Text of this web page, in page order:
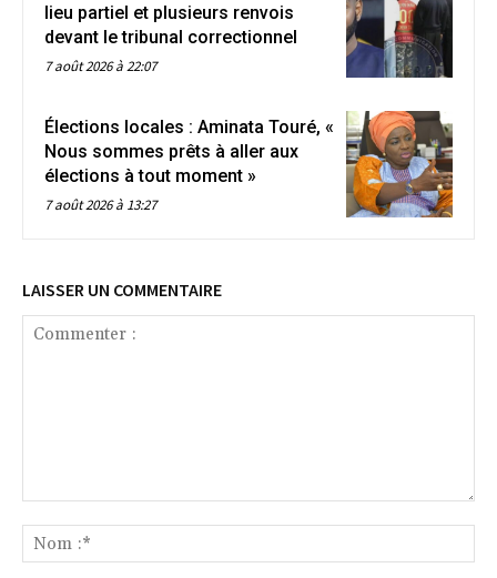
lieu partiel et plusieurs renvois
devant le tribunal correctionnel
7 août 2026 à 22:07
Élections locales : Aminata Touré, «
Nous sommes prêts à aller aux
élections à tout moment »
7 août 2026 à 13:27
LAISSER UN COMMENTAIRE
:*